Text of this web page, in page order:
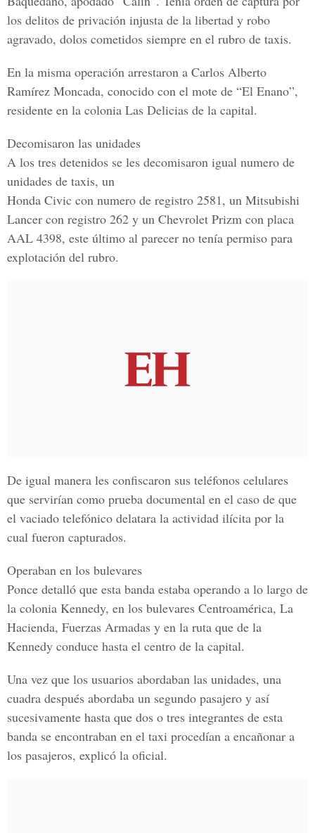
los delitos de privación injusta de la libertad y robo
agravado, dolos cometidos siempre en el rubro de taxis.
En la misma operación arrestaron a Carlos Alberto
Ramírez Moncada, conocido con el mote de “El Enano”,
residente en la colonia Las Delicias de la capital.
Decomisaron las unidades
A los tres detenidos se les decomisaron igual numero de
unidades de taxis, un
Honda Civic con numero de registro 2581, un Mitsubishi
Lancer con registro 262 y un Chevrolet Prizm con placa
AAL 4398, este último al parecer no tenía permiso para
explotación del rubro.
De igual manera les confiscaron sus teléfonos celulares
que servirían como prueba documental en el caso de que
el vaciado telefónico delatara la actividad ilícita por la
cual fueron capturados.
Operaban en los bulevares
Ponce detalló que esta banda estaba operando a lo largo de
la colonia Kennedy, en los bulevares Centroamérica, La
Hacienda, Fuerzas Armadas y en la ruta que de la
Kennedy conduce hasta el centro de la capital.
Una vez que los usuarios abordaban las unidades, una
cuadra después abordaba un segundo pasajero y así
sucesivamente hasta que dos o tres integrantes de esta
banda se encontraban en el taxi procedían a encañonar a
los pasajeros, explicó la oficial.